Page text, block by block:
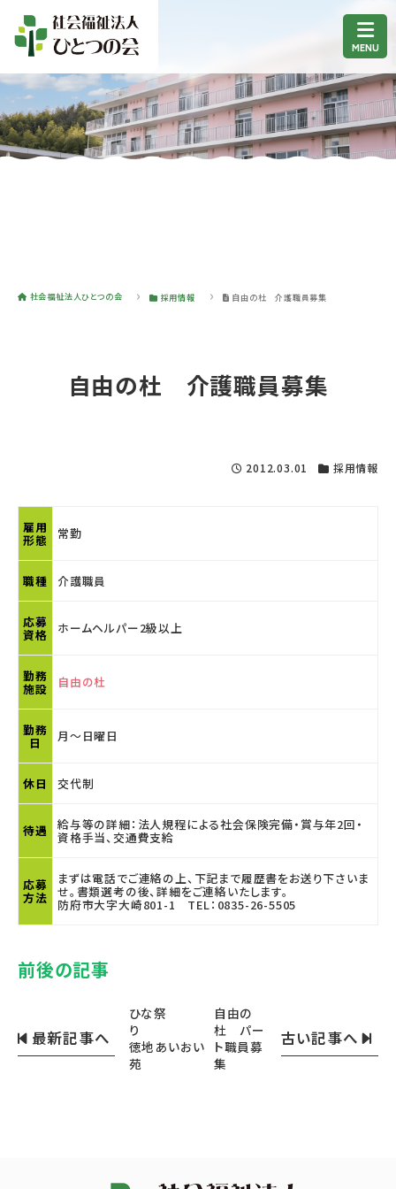
社会福祉法人ひとつの会 採用情報 自由の杜 介護職員募集
自由の杜 介護職員募集
2012.03.01 採用情報
雇用
形態 常勤
職種 介護職員
応募
資格 ホームヘルパー2級以上
勤務
施設 自由の杜
勤務
日 月～日曜日
休日 交代制
待遇 給与等の詳細：法人規程による社会保険完備・賞与年2回・
資格手当、交通費支給
応募
方法
まずは電話でご連絡の上、下記まで履歴書をお送り下さいま
せ。書類選考の後、詳細をご連絡いたします。
防府市大字大崎801-1 TEL：0835-26-5505
前後の記事
最新記事へ
ひな祭
り
徳地あいおい
苑
古い記事へ
自由の
杜 パー
ト職員募
集